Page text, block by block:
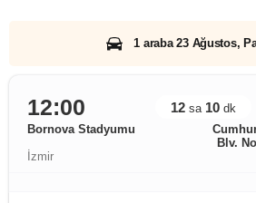
1 araba 23 Ağustos,
12:00 12 sa 10 dk
Bornova Stadyumu
Blv.
İzmir